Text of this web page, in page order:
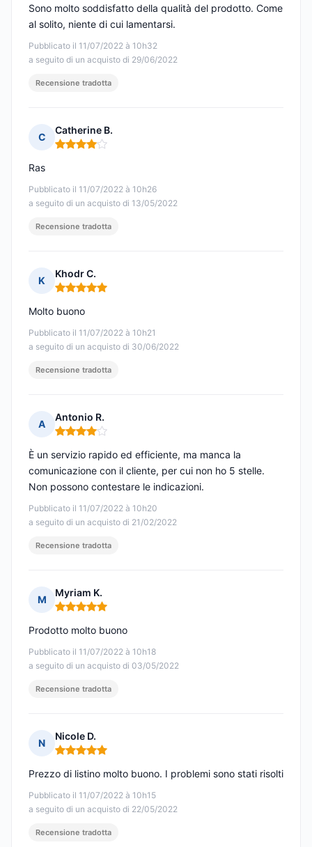
Pubblicato il 11/07/2022 à 10h32
a seguito di un acquisto di 29/06/2022
Sono molto soddisfatto della qualità del prodotto. Come
al solito, niente di cui lamentarsi.
Recensione tradotta
C
Catherine B.
Nota: 4 su 5
Pubblicato il 11/07/2022 à 10h26
a seguito di un acquisto di 13/05/2022
Ras
Recensione tradotta
K
Khodr C.
Nota: 5 su 5
Pubblicato il 11/07/2022 à 10h21
a seguito di un acquisto di 30/06/2022
Molto buono
Recensione tradotta
A
Antonio R.
Nota: 4 su 5
Pubblicato il 11/07/2022 à 10h20
a seguito di un acquisto di 21/02/2022
È un servizio rapido ed efficiente, ma manca la
comunicazione con il cliente, per cui non ho 5 stelle.
Non possono contestare le indicazioni.
Recensione tradotta
M
Myriam K.
Nota: 5 su 5
Pubblicato il 11/07/2022 à 10h18
a seguito di un acquisto di 03/05/2022
Prodotto molto buono
Recensione tradotta
N
Nicole D.
Nota: 5 su 5
Pubblicato il 11/07/2022 à 10h15
a seguito di un acquisto di 22/05/2022
Prezzo di listino molto buono. I problemi sono stati risolti
Recensione tradotta